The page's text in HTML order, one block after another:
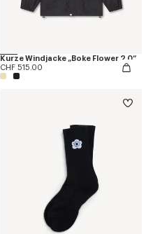
Kurze Windjacke „Boke Flower 2.0“
CHF 515.00